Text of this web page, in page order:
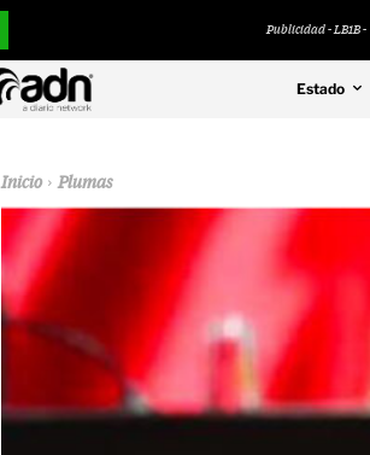
Publicidad - LB1B -
Estado
Inicio Plumas